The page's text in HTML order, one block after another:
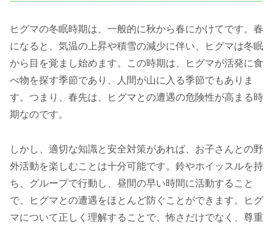
ヒグマの冬眠時期は、一般的に秋から春にかけてです。春
になると、気温の上昇や積雪の減少に伴い、ヒグマは冬眠
から目を覚まし始めます。この時期は、ヒグマが活発に食
べ物を探す季節であり、人間が山に入る季節でもありま
す。つまり、春先は、ヒグマとの遭遇の危険性が高まる時
期なのです。
しかし、適切な知識と安全対策があれば、お子さんとの野
外活動を楽しむことは十分可能です。鈴やホイッスルを持
ち、グループで行動し、昼間の早い時間に活動すること
で、ヒグマとの遭遇をほとんど防ぐことができます。ヒグ
マについて正しく理解することで、怖さだけでなく、尊重